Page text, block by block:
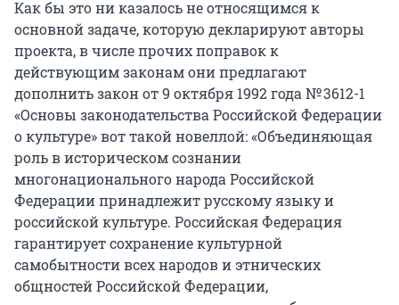
Как бы это ни казалось не относящимся к
основной задаче, которую декларируют авторы
проекта, в числе прочих поправок к
действующим законам они предлагают
дополнить закон от 9 октября 1992 года № 3612-1
«Основы законодательства Российской Федерации
о культуре» вот такой новеллой: «Объединяющая
роль в историческом сознании
многонационального народа Российской
Федерации принадлежит русскому языку и
российской культуре. Российская Федерация
гарантирует сохранение культурной
самобытности всех народов и этнических
общностей Российской Федерации,